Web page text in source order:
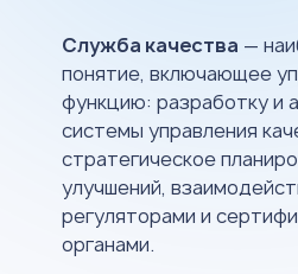
Служба качества —
понятие, включающее
функцию: разработку и
системы управления
стратегическое
улучшений,
регуляторами и
органами.